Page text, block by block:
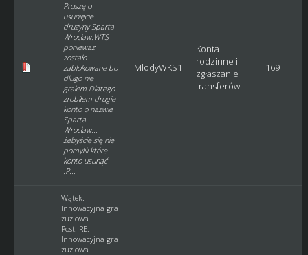
Proszę o
usunięcie
drużyny Sparta
Wrocław.WTS
ponieważ
zostało
zablokowane bo
długo nie
grałem.Dlatego
zrobiłem drugie
konto o nazwie
Sparta
Wrocław...
żebyście się nie
pomylili które
konto usunąć
:P...
MlodyWKS1
Konta
rodzinne i
zgłaszanie
transferów
169
Wątek:
Innowacyjna gra
żużlowa
Post: RE:
Innowacyjna gra
żużlowa